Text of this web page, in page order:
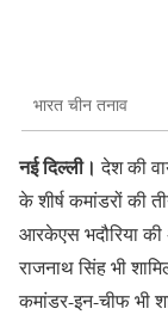
भारत चीन तनाव
नई दिल्ली। देश की
के शीर्ष कमांडरों की
आरकेएस भदौरिया की
राजनाथ सिंह भी
कमांडर-इन-चीफ भी